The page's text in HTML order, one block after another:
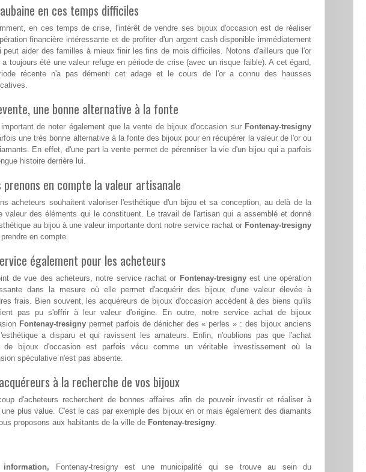
en ces temps difficiles
en ces temps de crise, l'intérêt de vendre ses bijoux d'occasion est de réaliser
financière intéressante et de profiter d'un argent cash disponible immédiatement
peut aider des familles à mieux finir les fins de mois difficiles. Notons d'ailleurs que l'or
toujours été une valeur refuge en période de crise (avec un risque faible). A cet égard,
récente n'a pas démenti cet adage et le cours de l'or a connu des hausses
une bonne alternative à la fonte
de noter également que la vente de bijoux d'occasion sur Fontenay-tresigny
une très bonne alternative à la fonte des bijoux pour en récupérer la valeur de l'or ou
En effet, d'une part la vente permet de pérenniser la vie d'un bijou qui a parfois
histoire derrière lui.
prenons en compte la valeur artisanale
acheteurs souhaitent valoriser l'esthétique d'un bijou et sa conception, au delà de la
valeur des éléments qui le constituent. Le travail de l'artisan qui a assemblé et donné
au bijou à une valeur importante dont notre service rachat or Fontenay-tresigny
en compte.
également pour les acheteurs
de vue des acheteurs, notre service rachat or Fontenay-tresignyest une opération
dans la mesure où elle permet d'acquérir des bijoux d'une valeur élevée à
frais. Bien souvent, les acquéreurs de bijoux d'occasion accèdent à des biens qu'ils
pas pu s'offrir à leur valeur d'origine. En outre, notre service achat de bijoux
Fontenay-tresignypermet parfois de dénicher des « perles » : des bijoux anciens
a disparu et qui ravissent les amateurs. Enfin, n'oublions pas que l'achat
de bijoux d'occasion est parfois vécu comme un véritable investissement où la
spéculative n'est pas absente.
à la recherche de vos bijoux
d'acheteurs recherchent de bonnes affaires afin de pouvoir investir et réaliser à
une plus value. C'est le cas par exemple des bijoux en or mais également des diamants
proposons aux habitants de la ville de Fontenay-tresigny
Fontenay-tresigny est une municipalité qui se trouve au sein du